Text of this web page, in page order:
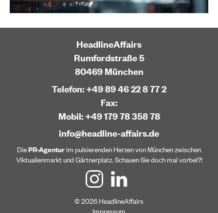
HeadlineAffairs
Rumfordstraße 5
80469 München
Telefon: +49 89 46 22 8 77 2
Fax:
Mobil: +49 179 78 358 78
info@headline-affairs.de
DiePR-Agenturim pulsierenden Herzen von München zwischen
Viktualienmarkt und Gärtnerplatz. Schauen Sie doch mal vorbei?!
© 2026 HeadlineAffairs
Impressum